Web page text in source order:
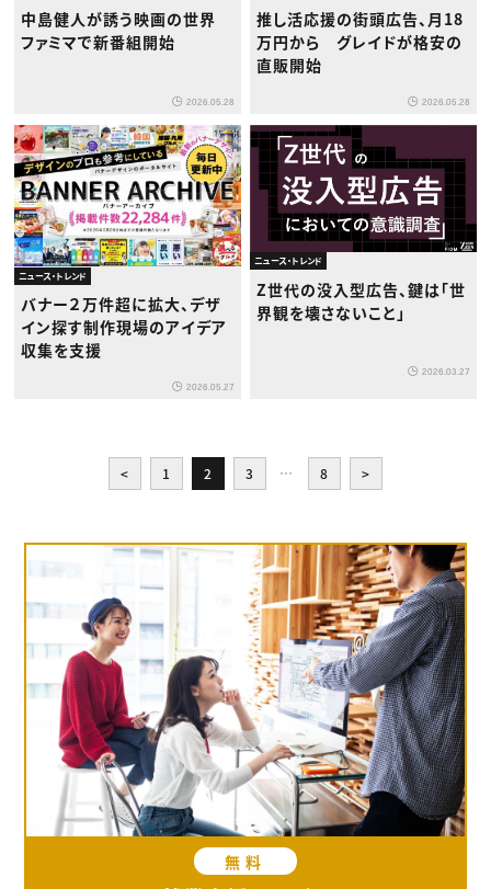
中島健人が誘う映画の世界
ファミマで新番組開始
2026.05.28
推し活応援の街頭広告、月18
万円から グレイドが格安の
直販開始
2026.05.28
ニュース・トレンド
バナー２万件超に拡大、デザ
イン探す制作現場のアイデア
収集を支援
2026.05.27
ニュース・トレンド
Z世代の没入型広告、鍵は「世
界観を壊さないこと」
2026.03.27
< 1 2 3 … 8 >
無料